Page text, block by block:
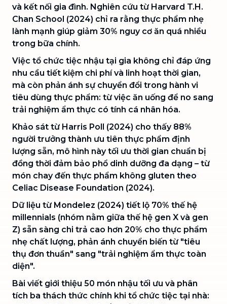
và kết nối gia đình. Nghiên cứu từ Harvard T.H.
Chan School (2024) chỉ ra rằng thực phẩm nhẹ
lành mạnh giúp giảm 30% nguy cơ ăn quá nhiều
trong bữa chính.
Việc tổ chức tiệc nhậu tại gia không chỉ đáp ứng
nhu cầu tiết kiệm chi phí và linh hoạt thời gian,
mà còn phản ánh sự chuyển đổi trong hành vi
tiêu dùng thực phẩm: từ việc ăn uống để no sang
trải nghiệm ẩm thực có tính cá nhân hóa.
Khảo sát từ Harris Poll (2024) cho thấy 88%
người trưởng thành ưu tiên thực phẩm định
lượng sẵn, mô hình này tối ưu thời gian chuẩn bị
đồng thời đảm bảo phổ dinh dưỡng đa dạng – từ
món chay đến thực phẩm không gluten theo
Celiac Disease Foundation (2024).
Dữ liệu từ Mondelez (2024) tiết lộ 70% thế hệ
millennials (nhóm nằm giữa thế hệ gen X và gen
Z) sẵn sàng chi trả cao hơn 20% cho thực phẩm
nhẹ chất lượng, phản ánh chuyển biến từ "tiêu
thụ đơn thuần" sang "trải nghiệm ẩm thực toàn
diện".
Bài viết giới thiệu 50 món nhậu tối ưu và phân
tích ba thách thức chính khi tổ chức tiệc tại nhà: